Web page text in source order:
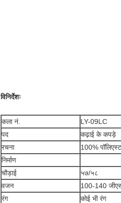
विनिर्देशः
कला नं.
LY-09LC
पद
कढ़ाई के कपड़े
रचना
100%
निर्माण
चौड़ाई
५७/५८
वजन
100-140
रंग
कोई भी रंग